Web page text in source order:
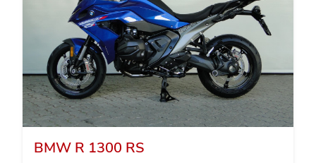
BMW R 1300 RS